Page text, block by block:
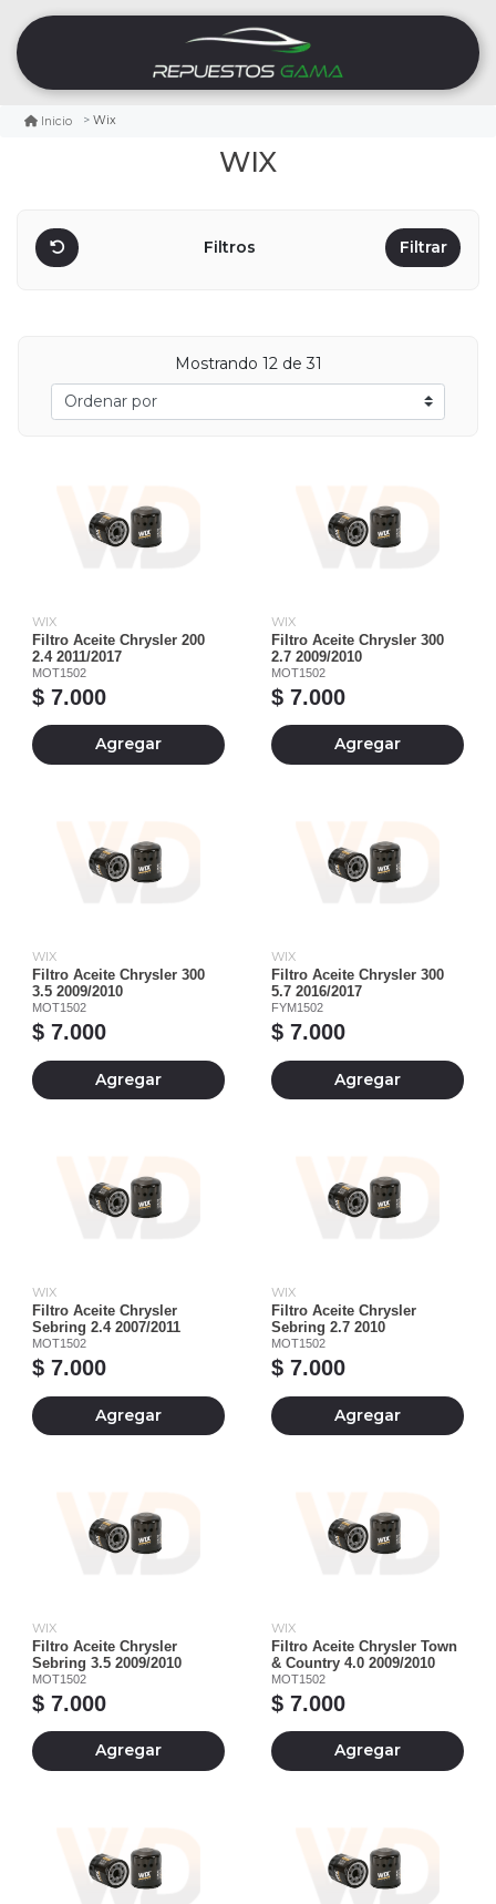
Inicio Wix
WIX
Filtros Filtrar
Mostrando 12 de 31
WIX
Filtro Aceite Chrysler 200
2.4 2011/2017
MOT1502
$ 7.000
Agregar
WIX
Filtro Aceite Chrysler 300
2.7 2009/2010
MOT1502
$ 7.000
Agregar
WIX
Filtro Aceite Chrysler 300
3.5 2009/2010
MOT1502
$ 7.000
Agregar
WIX
Filtro Aceite Chrysler 300
5.7 2016/2017
FYM1502
$ 7.000
Agregar
WIX
Filtro Aceite Chrysler
Sebring 2.4 2007/2011
MOT1502
$ 7.000
Agregar
WIX
Filtro Aceite Chrysler
Sebring 2.7 2010
MOT1502
$ 7.000
Agregar
WIX
Filtro Aceite Chrysler
Sebring 3.5 2009/2010
MOT1502
$ 7.000
Agregar
WIX
Filtro Aceite Chrysler Town
& Country 4.0 2009/2010
MOT1502
$ 7.000
Agregar